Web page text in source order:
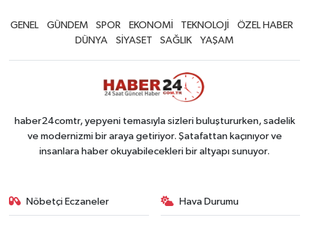
GENEL GÜNDEM SPOR EKONOMİ TEKNOLOJİ
ÖZEL HABER
DÜNYA
SİYASET SAĞLIK YAŞAM
haber24comtr, yepyeni temasıyla sizleri buluştururken, sadelik
ve modernizmi bir araya getiriyor. Şatafattan kaçınıyor ve
insanlara haber okuyabilecekleri bir altyapı sunuyor.
Nöbetçi Eczaneler Hava Durumu